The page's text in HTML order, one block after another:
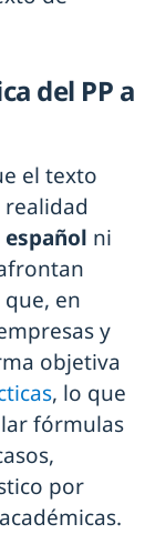
del PP a
el texto
realidad
ni
en
y
objetiva
, lo que
fórmulas
por